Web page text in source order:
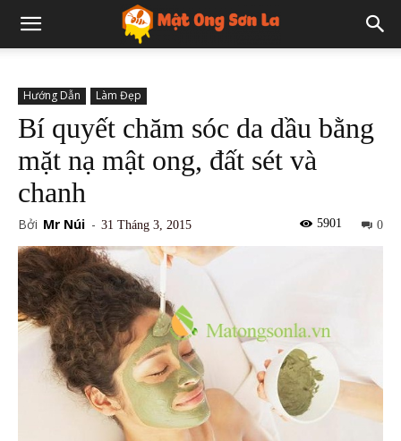
Hướng Dẫn Làm Đẹp
Bí quyết chăm sóc da dầu bằng
mặt nạ mật ong, đất sét và
chanh
Bởi Mr Núi - 31 Tháng 3, 2015 0
5901